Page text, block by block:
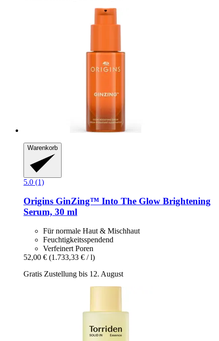
Warenkorb
5.0 (1)
Origins GinZing™ Into The Glow Brightening
Serum, 30 ml
Für normale Haut & Mischhaut
Feuchtigkeitsspendend
Verfeinert Poren
52,00 € (1.733,33 € / l)
Gratis Zustellung bis 12. August